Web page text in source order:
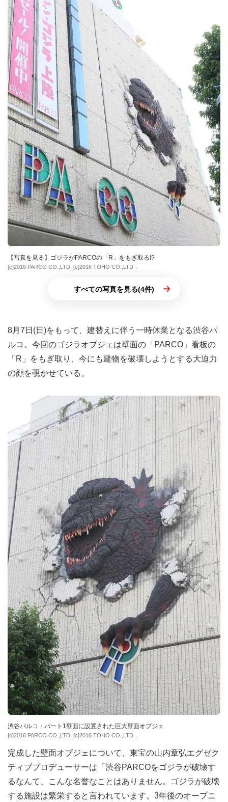
【写真を見る】ゴジラがPARCOの「R」をもぎ取る!?
[c]2016 PARCO CO.,LTD. [c]2016 TOHO CO.,LTD．
すべての写真を見る(4件)
8月7日(日)をもって、建替えに伴う一時休業となる渋谷パ
ルコ。今回のゴジラオブジェは壁面の「PARCO」看板の
「R」をもぎ取り、今にも建物を破壊しようとする大迫力
の顔を覗かせている。
渋谷パルコ・パート1壁面に設置された巨大壁面オブジェ
[c]2016 PARCO CO.,LTD. [c]2016 TOHO CO.,LTD．
完成した壁面オブジェについて、東宝の山内章弘エグゼク
ティブプロデューサーは「渋谷PARCOをゴジラが破壊す
るなんて、こんな名誉なことはありません。ゴジラが破壊
する施設は繁栄すると言われています。3年後のオープニ